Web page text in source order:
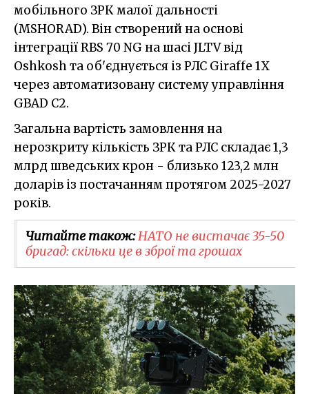
мобільного ЗРК малої дальності
(MSHORAD). Він створений на основі
інтеграції RBS 70 NG на шасі JLTV від
Oshkosh та об'єднується із РЛС Giraffe 1X
через автоматизовану систему управління
GBAD C2.
Загальна вартість замовлення на
нерозкриту кількість ЗРК та РЛС складає 1,3
млрд шведських крон - близько 123,2 млн
доларів із постачанням протягом 2025-2027
років.
Читайте також:НАТО не вистачає 35-50
бригад: скільки це в зброї та грошах